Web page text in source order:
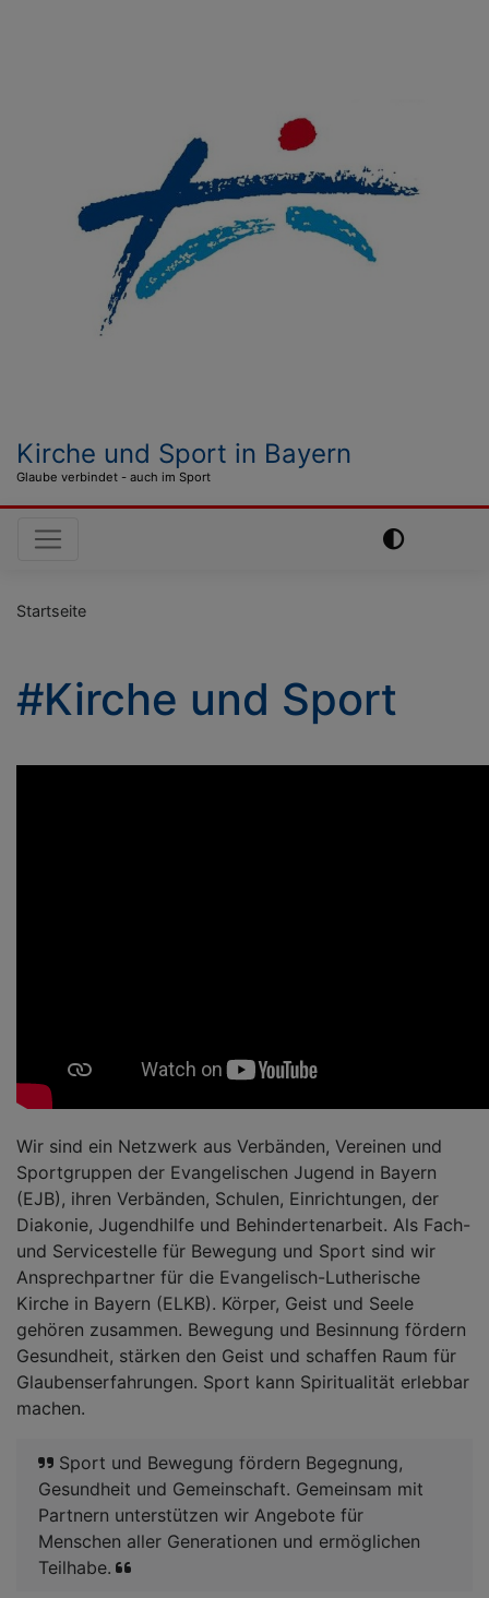
Kirche und Sport in Bayern
Glaube verbindet - auch im Sport
Hauptnavigation
Startseite
#Kirche und Sport
Wir sind ein Netzwerk aus Verbänden, Vereinen und
Sportgruppen der Evangelischen Jugend in Bayern
(EJB), ihren Verbänden, Schulen, Einrichtungen, der
Diakonie, Jugendhilfe und Behindertenarbeit. Als Fach-
und Servicestelle für Bewegung und Sport sind wir
Ansprechpartner für die Evangelisch-Lutherische
Kirche in Bayern (ELKB). Körper, Geist und Seele
gehören zusammen. Bewegung und Besinnung fördern
Gesundheit, stärken den Geist und schaffen Raum für
Glaubenserfahrungen. Sport kann Spiritualität erlebbar
machen.
Sport und Bewegung fördern Begegnung,
Gesundheit und Gemeinschaft. Gemeinsam mit
Partnern unterstützen wir Angebote für
Menschen aller Generationen und ermöglichen
Teilhabe.